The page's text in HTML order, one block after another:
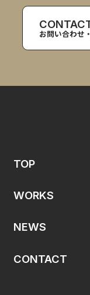
お問い合わせ
TOP
WORKS
NEWS
CONTACT